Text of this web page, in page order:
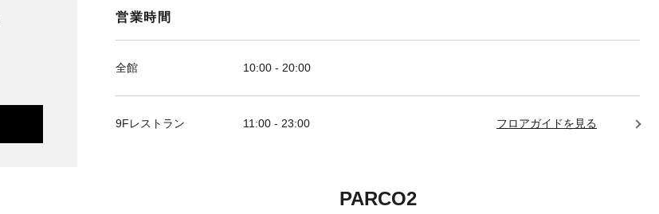
営業時間
全館 10:00 - 20:00
9Fレストラン 11:00 - 23:00 フロアガイドを見る
PARCO2